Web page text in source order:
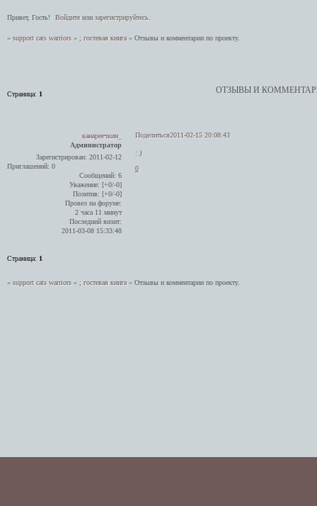
Привет, Гость! Войдите илизарегистрируйтесь
»support cats warriors » ; гостевая книга »Отзывы и комментарии по проекту.
ОТЗЫВЫ И
Страница: 1
Поделиться2011-02-15 20:08:43
канареечкин_
Администратор
Зарегистрирован: 2011-02-12
Приглашений: 0
Сообщений: 6
Уважение: [+0/-0]
Позитив: [+0/-0]
Провел на форуме:
2 часа 11 минут
Последний визит:
2011-03-08 15:33:48
: )
0
Страница: 1
»support cats warriors » ; гостевая книга »Отзывы и комментарии по проекту.